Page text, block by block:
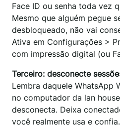
Face ID ou senha toda vez
Mesmo que alguém pegue
desbloqueado, não vai
Ativa em Configurações >
com impressão digital (ou
Terceiro: desconecte
Lembra daquele WhatsApp
no computador da lan
desconecta. Deixa
você realmente usa e confia.